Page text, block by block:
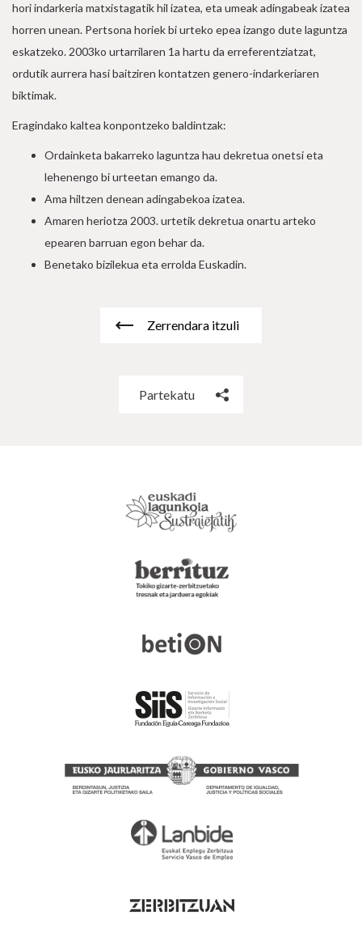
hori indarkeria matxistagatik hil izatea, eta umeak adingabeak izatea
horren unean. Pertsona horiek bi urteko epea izango dute laguntza
eskatzeko. 2003ko urtarrilaren 1a hartu da erreferentziatzat,
ordutik aurrera hasi baitziren kontatzen genero-indarkeriaren
biktimak.
Eragindako kaltea konpontzeko baldintzak:
Ordainketa bakarreko laguntza hau dekretua onetsi eta
lehenengo bi urteetan emango da.
Ama hiltzen denean adingabekoa izatea.
Amaren heriotza 2003. urtetik dekretua onartu arteko
epearen barruan egon behar da.
Benetako bizilekua eta errolda Euskadin.
Zerrendara itzuli
Partekatu